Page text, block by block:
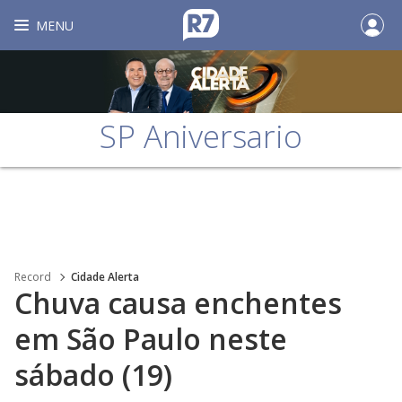
MENU
SP Aniversario
Record Cidade Alerta
Chuva causa enchentes
em São Paulo neste
sábado (19)